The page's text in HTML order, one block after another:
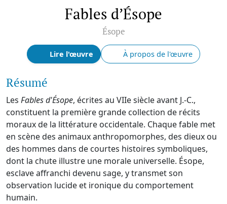
Fables d’Ésope
Ésope
Lire l'œuvre À propos de l'œuvre
Résumé
Les Fables d'Ésope, écrites au VIIe siècle avant J.-C.,
constituent la première grande collection de récits
moraux de la littérature occidentale. Chaque fable met
en scène des animaux anthropomorphes, des dieux ou
des hommes dans de courtes histoires symboliques,
dont la chute illustre une morale universelle. Ésope,
esclave affranchi devenu sage, y transmet son
observation lucide et ironique du comportement
humain.